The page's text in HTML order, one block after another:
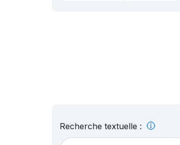
Recherche textuelle :